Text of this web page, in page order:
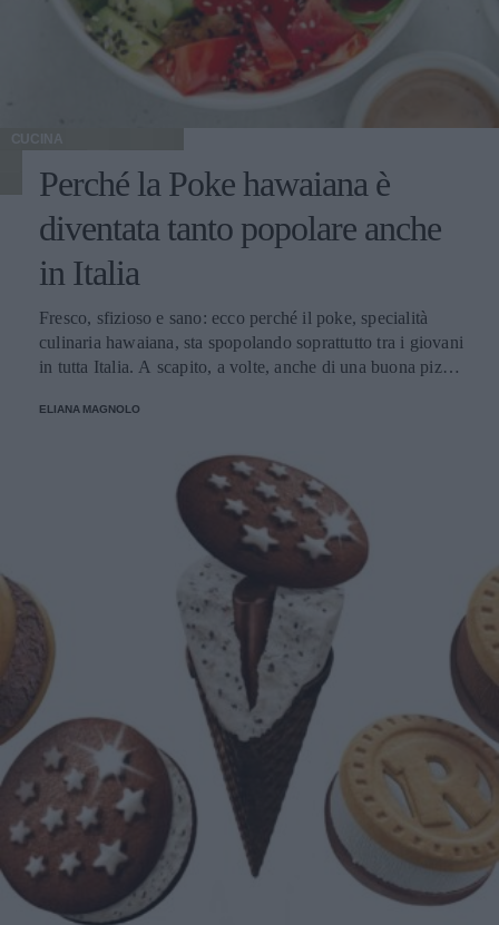
CUCINA
Perché la Poke hawaiana è
diventata tanto popolare anche
in Italia
Fresco, sfizioso e sano: ecco perché il poke, specialità
culinaria hawaiana, sta spopolando soprattutto tra i giovani
in tutta Italia. A scapito, a volte, anche di una buona pizza.
ELIANA MAGNOLO